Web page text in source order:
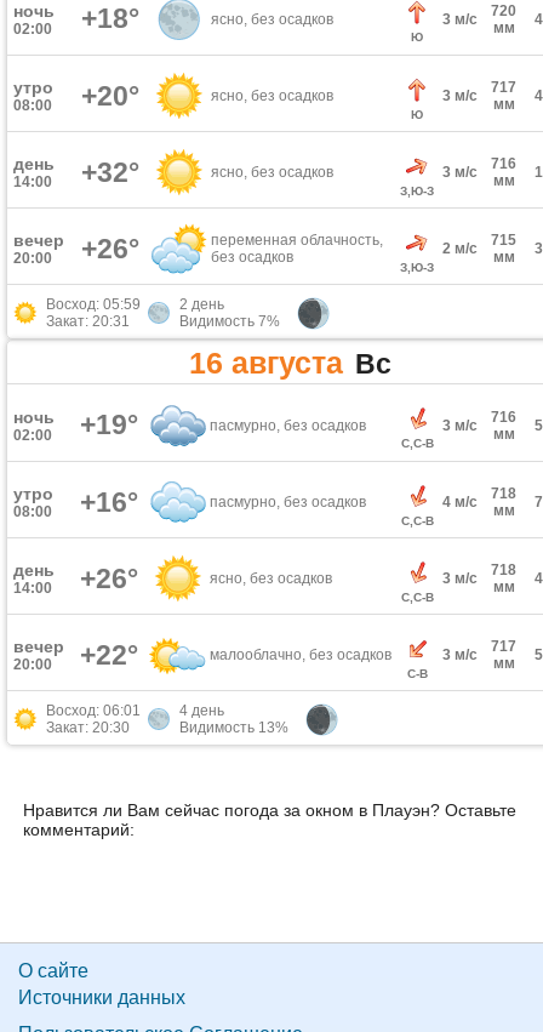
ночь
02:00 +18° ясно, без осадков
Ю
3 м/с
720
мм
утро
08:00 +20° ясно, без осадков
Ю
3 м/с
717
мм
день
14:00 +32° ясно, без осадков
З,Ю-З
3 м/с
716
мм
вечер
20:00 +26°
переменная облачность,
без осадков
З,Ю-З
2 м/с
715
мм
Восход: 05:59
Закат: 20:31
2 день
Видимость 7%
16 августа Вс
ночь
02:00 +19° пасмурно, без осадков
С,С-В
3 м/с
716
мм
утро
08:00 +16° пасмурно, без осадков
С,С-В
4 м/с
718
мм
день
14:00 +26° ясно, без осадков
С,С-В
3 м/с
718
мм
вечер
20:00 +22° малооблачно, без осадков
С-В
3 м/с
717
мм
Восход: 06:01
Закат: 20:30
4 день
Видимость 13%
Нравится ли Вам сейчас погода за окном в Плауэн? Оставьте
комментарий:
О сайте
Источники данных